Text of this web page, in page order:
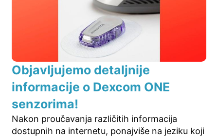
Objavljujemo detaljnije
informacije o Dexcom ONE
senzorima!
Nakon proučavanja različitih informacija
dostupnih na internetu, ponajviše na jeziku koji